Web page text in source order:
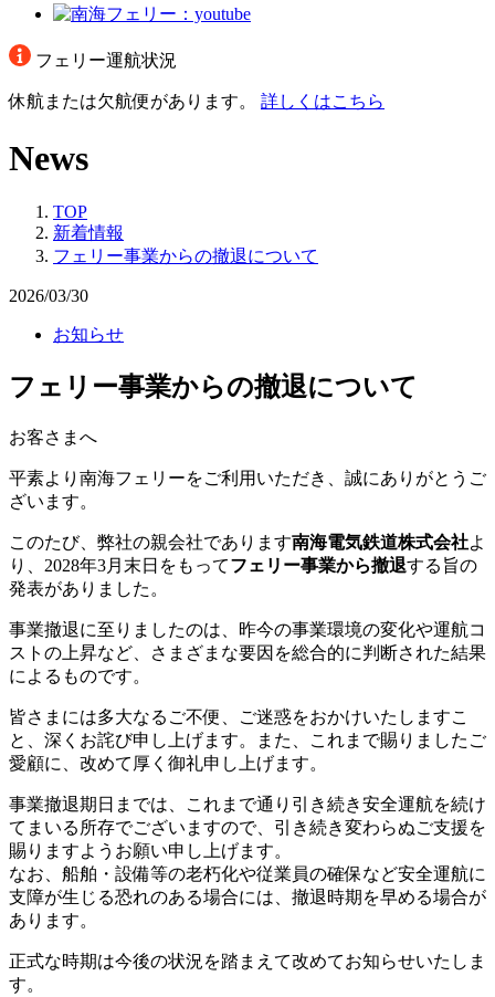
フェリー運航状況
休航または欠航便があります。 詳しくはこちら
News
TOP
新着情報
フェリー事業からの撤退について
2026/03/30
お知らせ
フェリー事業からの撤退について
お客さまへ
平素より南海フェリーをご利用いただき、誠にありがとうご
ざいます。
このたび、弊社の親会社であります南海電気鉄道株式会社よ
り、2028年3月末日をもってフェリー事業から撤退する旨の
発表がありました。
事業撤退に至りましたのは、昨今の事業環境の変化や運航コ
ストの上昇など、さまざまな要因を総合的に判断された結果
によるものです。
皆さまには多大なるご不便、ご迷惑をおかけいたしますこ
と、深くお詫び申し上げます。また、これまで賜りましたご
愛顧に、改めて厚く御礼申し上げます。
事業撤退期日までは、これまで通り引き続き安全運航を続け
てまいる所存でございますので、引き続き変わらぬご支援を
賜りますようお願い申し上げます。
なお、船舶・設備等の老朽化や従業員の確保など安全運航に
支障が生じる恐れのある場合には、撤退時期を早める場合が
あります。
正式な時期は今後の状況を踏まえて改めてお知らせいたしま
す。